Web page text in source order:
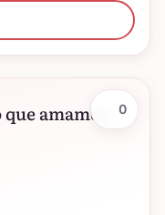
amamos. 0